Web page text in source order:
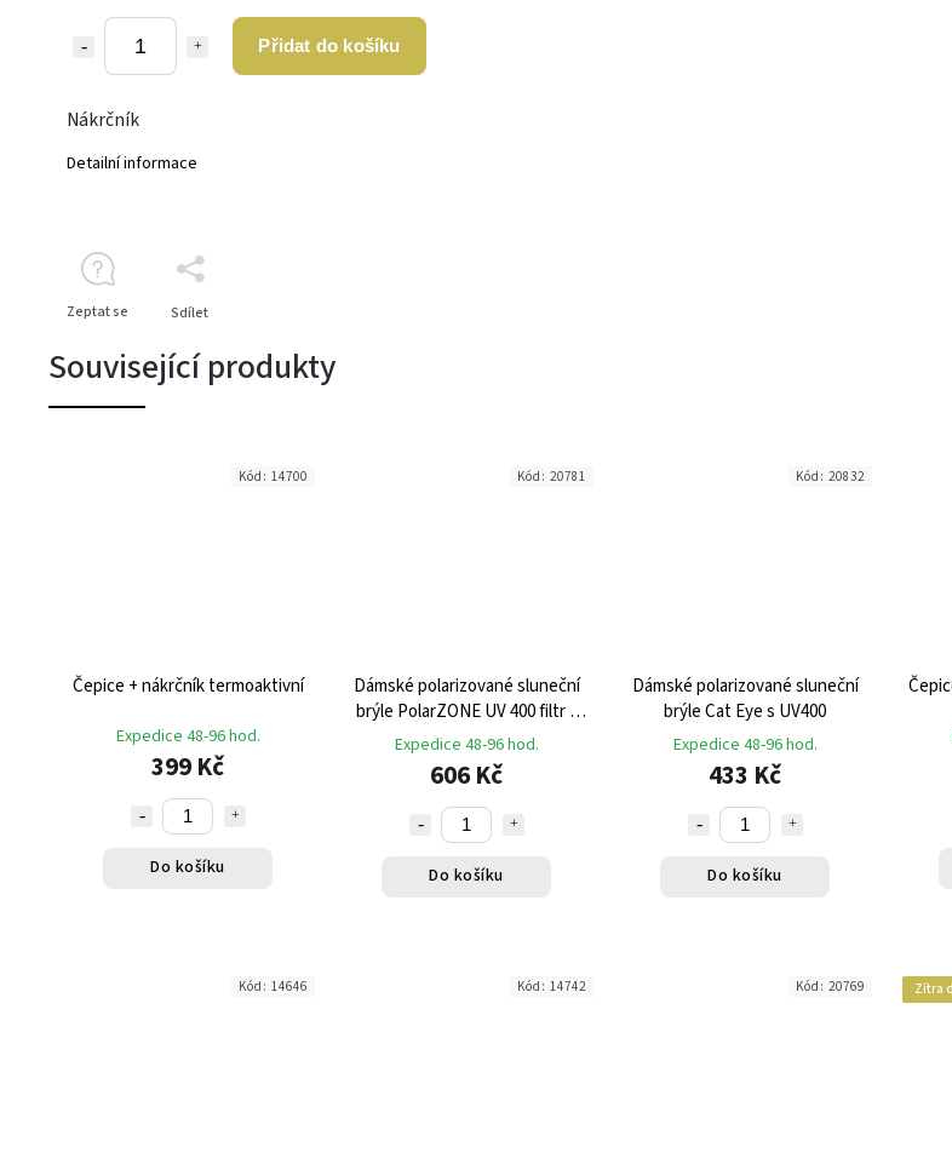
Přidat do košíku
Nákrčník
Detailní informace
Zeptat se Sdílet
Související produkty
Čepice + nákrčník termoaktivní
Expedice 48-96 hod.
399 Kč
Do košíku
Kód: 14700
Dámské polarizované sluneční
brýle PolarZONE UV 400 filtr s
pouzdrem hnědé
Expedice 48-96 hod.
606 Kč
Do košíku
Kód: 20781
Dámské polarizované sluneční
brýle Cat Eye s UV400
Expedice 48-96 hod.
433 Kč
Do košíku
Kód: 20832
Kód: 14646 Kód: 14742 Kód: 20769 Zítra